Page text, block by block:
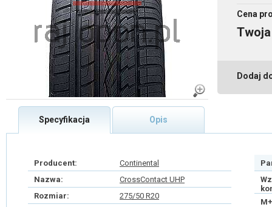
Cena
Dodaj
Specyfikacja Opis
Producent:
Continental
Nazwa:
CrossContact UHP
Rozmiar:
275/50 R20